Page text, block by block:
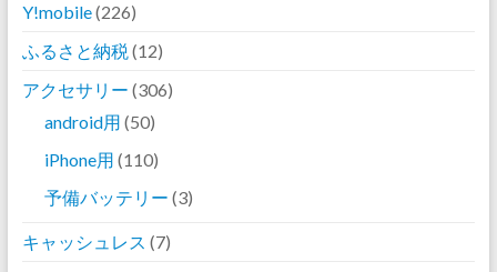
Y!mobile(226)
ふるさと納税(12)
アクセサリー (306)
android用 (50)
iPhone用 (110)
予備バッテリー (3)
キャッシュレス (7)